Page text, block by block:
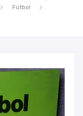
Fútbol